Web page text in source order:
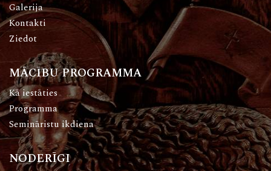
Galerija
Kontakti
Ziedot
MĀCĪBU PROGRAMMA
Kā iestāties
Programma
Semināristu ikdiena
NODERĪGI